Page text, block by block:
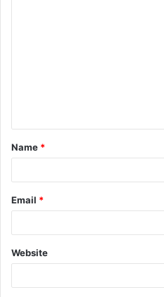
t
*
Name *
Email *
Website